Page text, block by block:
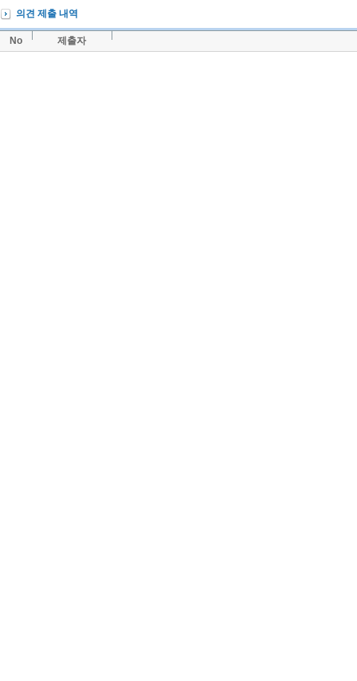
의견 제출 내역
No 제출자